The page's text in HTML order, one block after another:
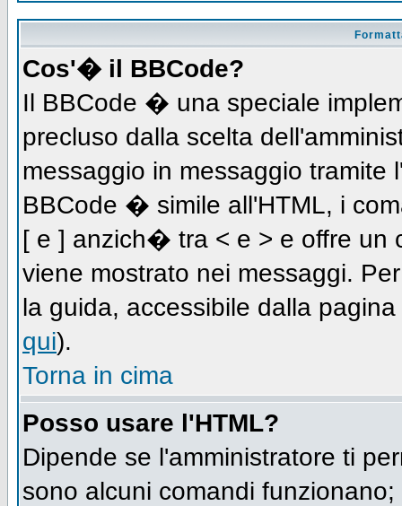
Cos'� il BBCode?
Il BBCode � una speciale
precluso dalla scelta
messaggio in messaggio tramite
BBCode � simile all'HTML, i
[ e ] anzich� tra < e > e offre un
viene mostrato nei messaggi.
la guida, accessibile dalla
qui).
Torna in cima
Posso usare l'HTML?
Dipende se l'amministratore ti
sono alcuni comandi